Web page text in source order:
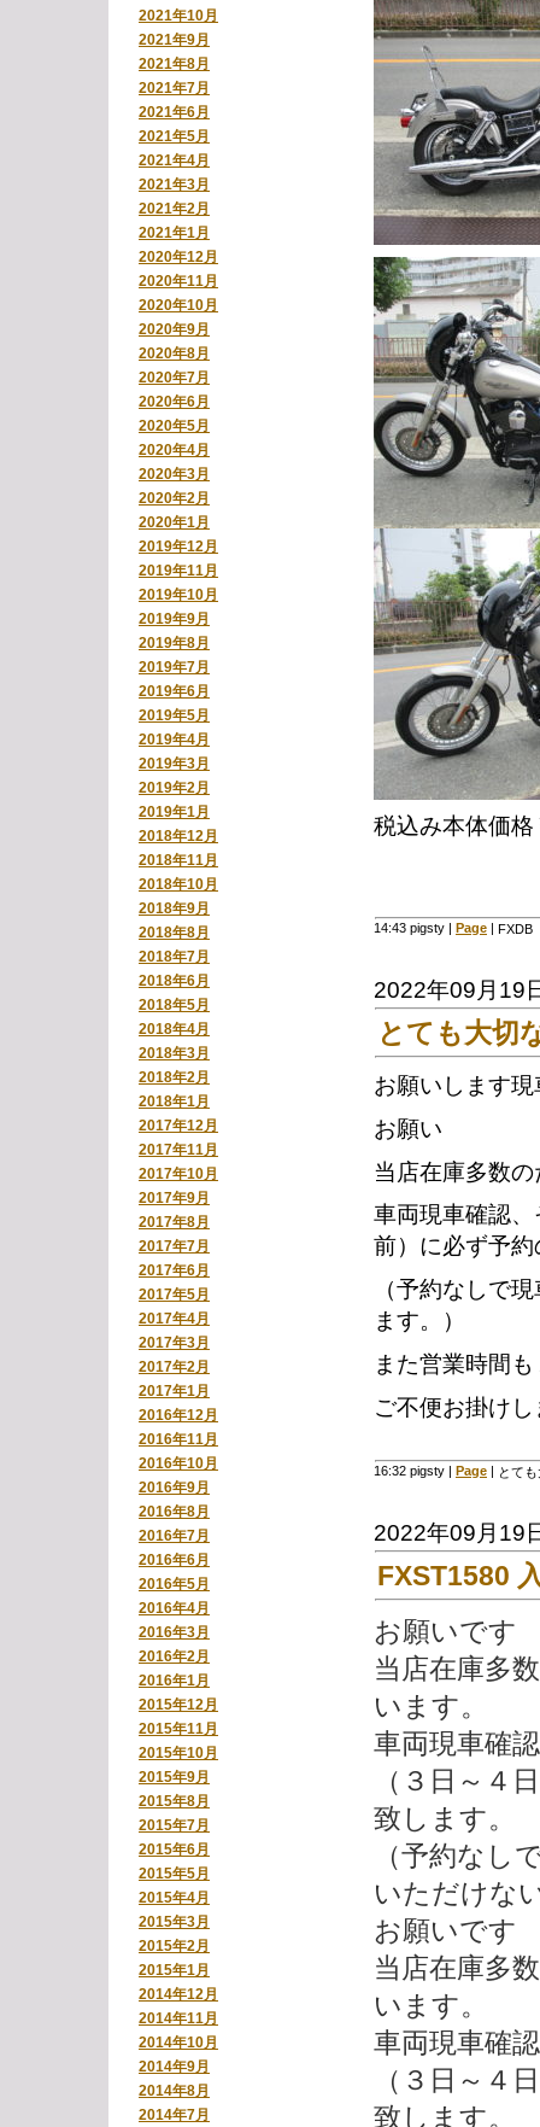
2021年10月
2021年9月
2021年8月
2021年7月
2021年6月
2021年5月
2021年4月
2021年3月
2021年2月
2021年1月
2020年12月
2020年11月
2020年10月
2020年9月
2020年8月
2020年7月
2020年6月
2020年5月
2020年4月
2020年3月
2020年2月
2020年1月
2019年12月
2019年11月
2019年10月
2019年9月
2019年8月
2019年7月
2019年6月
2019年5月
2019年4月
2019年3月
2019年2月
2019年1月
2018年12月
2018年11月
2018年10月
2018年9月
2018年8月
2018年7月
2018年6月
2018年5月
2018年4月
2018年3月
2018年2月
2018年1月
2017年12月
2017年11月
2017年10月
2017年9月
2017年8月
2017年7月
2017年6月
2017年5月
2017年4月
2017年3月
2017年2月
2017年1月
2016年12月
2016年11月
2016年10月
2016年9月
2016年8月
2016年7月
2016年6月
2016年5月
2016年4月
2016年3月
2016年2月
2016年1月
2015年12月
2015年11月
2015年10月
2015年9月
2015年8月
2015年7月
2015年6月
2015年5月
2015年4月
2015年3月
2015年2月
2015年1月
2014年12月
2014年11月
2014年10月
2014年9月
2014年8月
2014年7月
税込み本体価
14:43 pigsty | Page | FXDB
2022年09月19
とても大切
お願いします
お願い
当店在庫多数
車両現車確認
前）に必ず予
（予約なしで
ます。）
また営業時間
ご不便お掛け
16:32 pigsty | Page | とて
2022年09月19
FXST1580
お願いです
当店在庫多
います。
車両現車確
（３日～４
致します。
（予約なし
いただけな
お願いです
当店在庫多
います。
車両現車確
（３日～４
致します。